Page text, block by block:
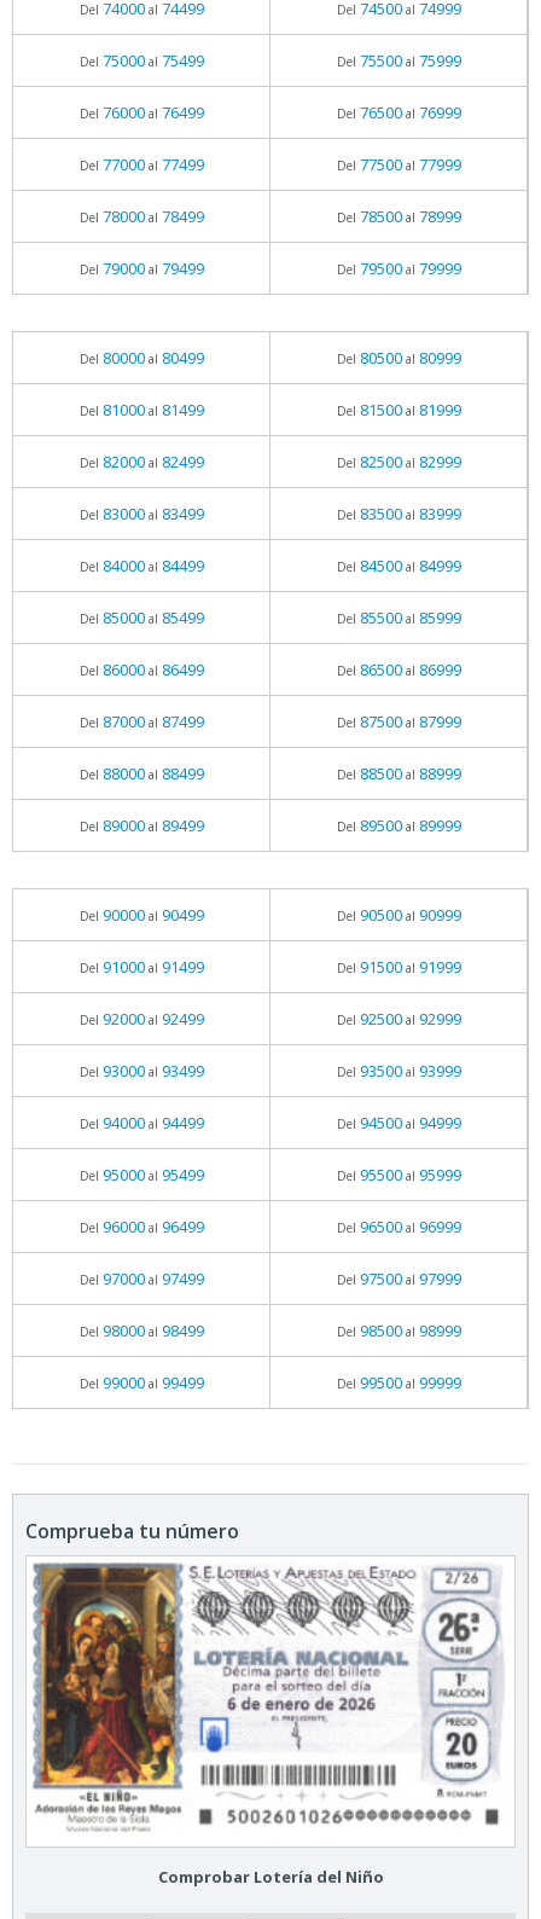
Del 74000al 74499 Del 74500al 74999
Del 75000al 75499 Del 75500al 75999
Del 76000al 76499 Del 76500al 76999
Del 77000al 77499 Del 77500al 77999
Del 78000al 78499 Del 78500al 78999
Del 79000al 79499 Del 79500al 79999
Del 80000al 80499 Del 80500al 80999
Del 81000al 81499 Del 81500al 81999
Del 82000al 82499 Del 82500al 82999
Del 83000al 83499 Del 83500al 83999
Del 84000al 84499 Del 84500al 84999
Del 85000al 85499 Del 85500al 85999
Del 86000al 86499 Del 86500al 86999
Del 87000al 87499 Del 87500al 87999
Del 88000al 88499 Del 88500al 88999
Del 89000al 89499 Del 89500al 89999
Del 90000al 90499 Del 90500al 90999
Del 91000al 91499 Del 91500al 91999
Del 92000al 92499 Del 92500al 92999
Del 93000al 93499 Del 93500al 93999
Del 94000al 94499 Del 94500al 94999
Del 95000al 95499 Del 95500al 95999
Del 96000al 96499 Del 96500al 96999
Del 97000al 97499 Del 97500al 97999
Del 98000al 98499 Del 98500al 98999
Del 99000al 99499 Del 99500al 99999
Comprueba tu número
Comprobar Lotería del Niño